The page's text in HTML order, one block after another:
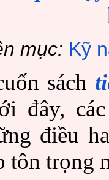
mục: Kỹ
sách
đây,
điều
tôn trọng